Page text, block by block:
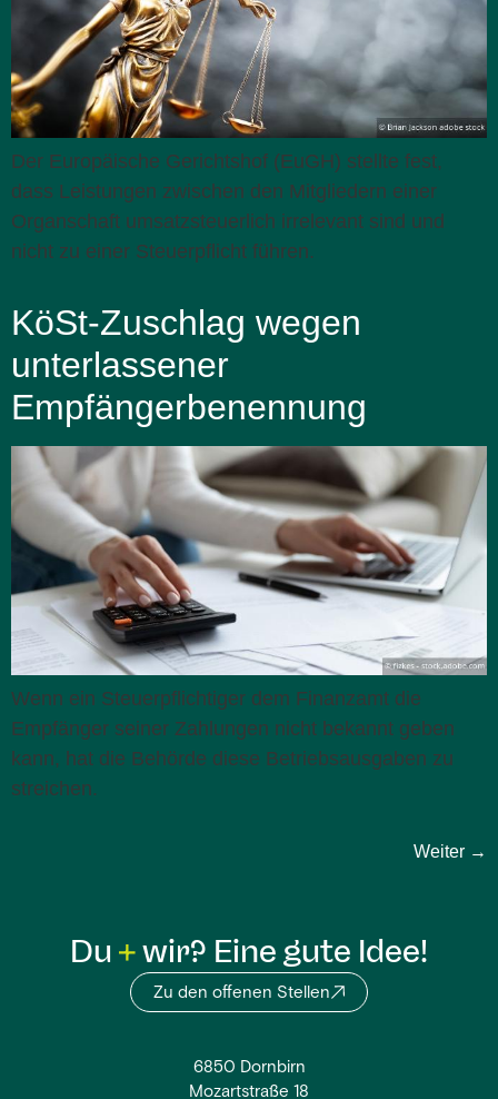
Der Europäische Gerichtshof (EuGH) stellte fest,
dass Leistungen zwischen den Mitgliedern einer
Organschaft umsatzsteuerlich irrelevant sind und
nicht zu einer Steuerpflicht führen.
KöSt-Zuschlag wegen
unterlassener
Empfängerbenennung
Wenn ein Steuerpflichtiger dem Finanzamt die
Empfänger seiner Zahlungen nicht bekannt geben
kann, hat die Behörde diese Betriebsausgaben zu
streichen.
Weiter →
Du wir? Eine gute Idee!
Zu den offenen Stellen
6850 Dornbirn
Mozartstraße 18